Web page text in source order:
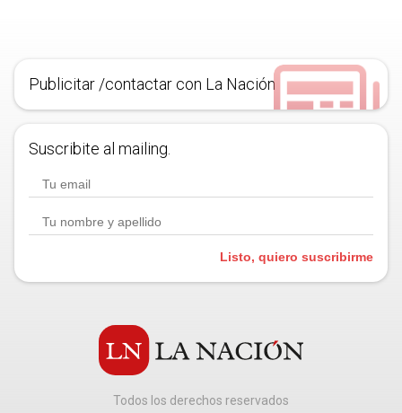
Publicitar /contactar con La Nación
Suscribite al mailing.
Listo, quiero suscribirme
Todos los derechos reservados